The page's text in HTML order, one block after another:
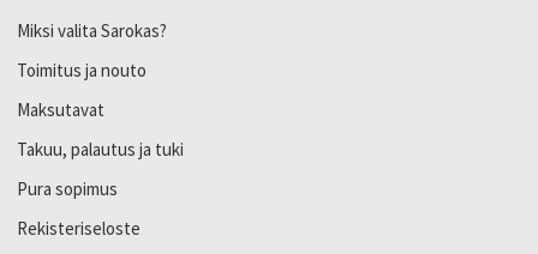
Miksi valita Sarokas?
Toimitus ja nouto
Maksutavat
Takuu, palautus ja tuki
Pura sopimus
Rekisteriseloste